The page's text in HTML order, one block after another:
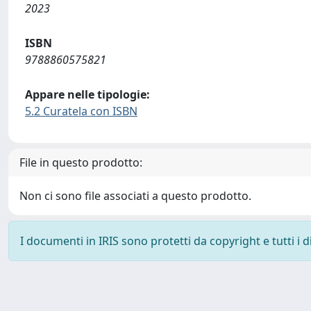
2023
ISBN
9788860575821
Appare nelle tipologie:
5.2 Curatela con ISBN
File in questo prodotto:
Non ci sono file associati a questo prodotto.
I documenti in IRIS sono protetti da copyright e tutti i